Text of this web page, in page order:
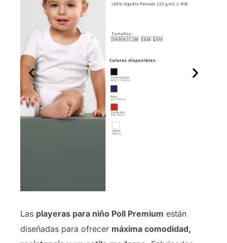
Las playeras para niño Poll Premium están
diseñadas para ofrecer máxima comodidad,